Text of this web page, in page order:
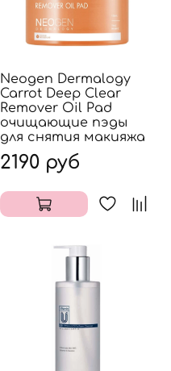
Neogen Dermalogy
Carrot Deep Clear
Remover Oil Pad
очищающие пэды
для снятия макияжа
2190 руб